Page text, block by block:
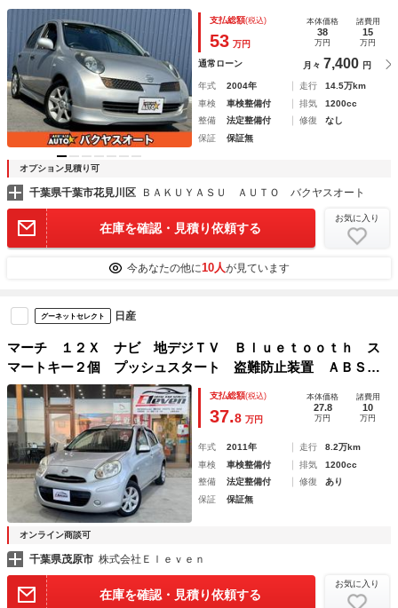
支払総額(税込)
53 万円
本体価格
38
万円
諸費用
15
万円
通常ローン 月々 7,400 円
年式 2004年 走行
14.5万km
車検
車検整備付 排気
1200cc
整備
法定整備付 修復
なし
保証
保証無
オプション見積り可
千葉県千葉市花見川区 ＢＡＫＵＹＡＳＵ ＡＵＴＯ バクヤスオート
在庫を確認・見積り依頼する
お気に入り
今あなたの他に10人が見ています
グーネットセレクト 日産
マーチ １２Ｘ ナビ 地デジＴＶ Ｂｌｕｅｔｏｏｔｈ ス
マートキー２個 プッシュスタート 盗難防止装置 ＡＢＳ
アイドリングストップ オート電格ミラー ドアバイザー
支払総額(税込)
37.8 万円
本体価格
27.8
万円
諸費用
10
万円
年式 2011年 走行
8.2万km
車検
車検整備付 排気
1200cc
整備
法定整備付 修復
あり
保証
保証無
オンライン商談可
千葉県茂原市 株式会社Ｅｌｅｖｅｎ
在庫を確認・見積り依頼する
お気に入り